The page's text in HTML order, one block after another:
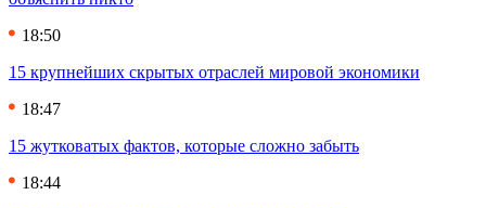
18:50
15 крупнейших скрытых отраслей мировой экономики
18:47
15 жутковатых фактов, которые сложно забыть
18:44